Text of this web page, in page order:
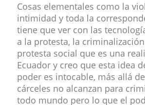
Cosas elementales como la
intimidad y toda la
tiene que ver con las
a la protesta, la
protesta social que es una
Ecuador y creo que esta idea
poder es intocable, más allá
cárceles no alcanzan para
todo mundo pero lo que el